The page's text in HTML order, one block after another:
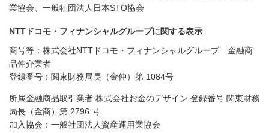
業協会、一般社団法人日本STO協会
NTTドコモ・フィナンシャルグループに関する表示
商号等：株式会社NTTドコモ・フィナンシャルグループ 金融商
品仲介業者
登録番号：関東財務局長（金仲）第 1084号
所属金融商品取引業者 株式会社お金のデザイン 登録番号 関東財務
局長（金商）第 2796 号
加入協会：一般社団法人資産運用業協会